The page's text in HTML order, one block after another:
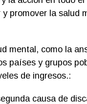
promover la salud
mental, como la
países y grupos
de ingresos.:
causa de